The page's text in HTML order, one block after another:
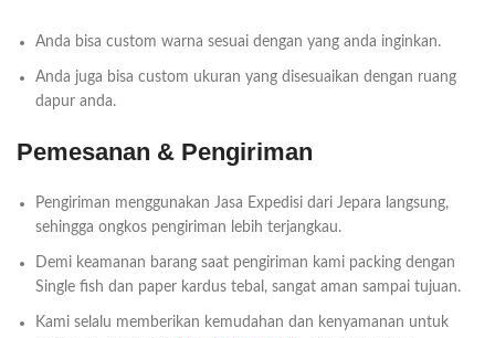
Anda bisa custom warna sesuai dengan yang anda inginkan.
Anda juga bisa custom ukuran yang disesuaikan dengan ruang
dapur anda.
Pemesanan & Pengiriman
Pengiriman menggunakan Jasa Expedisi dari Jepara langsung,
sehingga ongkos pengiriman lebih terjangkau.
Demi keamanan barang saat pengiriman kami packing dengan
Single fish dan paper kardus tebal, sangat aman sampai tujuan.
Kami selalu memberikan kemudahan dan kenyamanan untuk